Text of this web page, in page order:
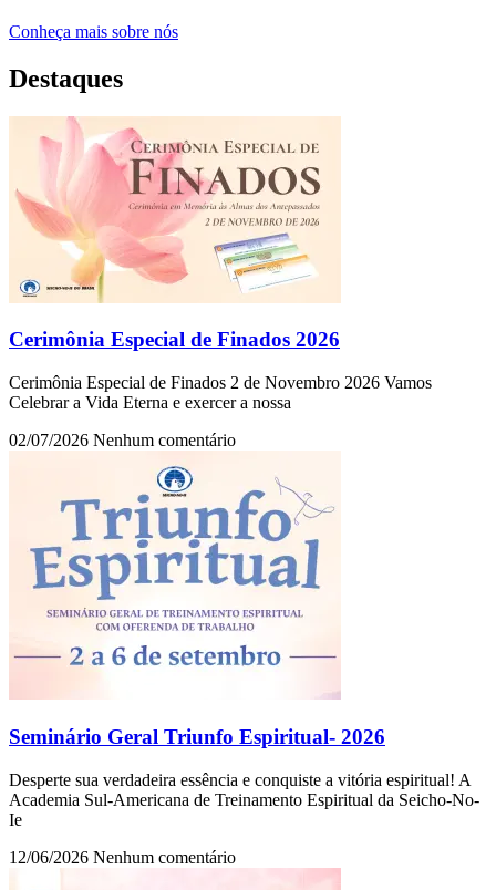
Conheça mais sobre nós
Destaques
Cerimônia Especial de Finados 2026
Cerimônia Especial de Finados 2 de Novembro 2026 Vamos
Celebrar a Vida Eterna e exercer a nossa
02/07/2026 Nenhum comentário
Seminário Geral Triunfo Espiritual- 2026
Desperte sua verdadeira essência e conquiste a vitória espiritual! A
Academia Sul-Americana de Treinamento Espiritual da Seicho-No-
Ie
12/06/2026 Nenhum comentário